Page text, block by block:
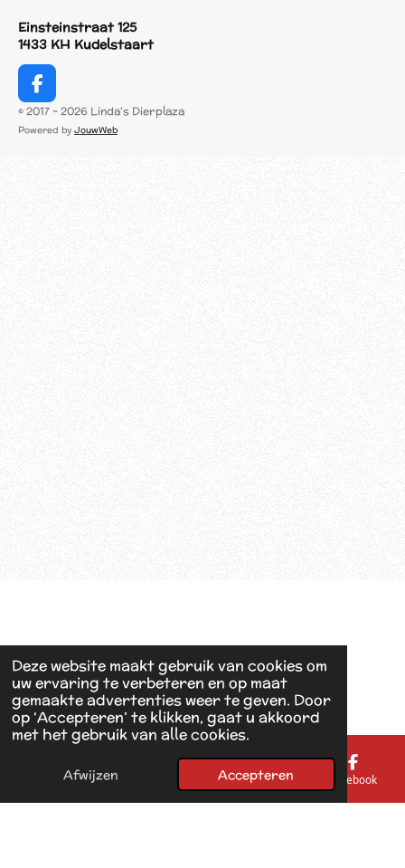
Deze website maakt gebruik van cookies om
uw ervaring te verbeteren en op maat
gemaakte advertenties weer te geven. Door
op ‘Accepteren’ te klikken, gaat u akkoord
met het gebruik van alle cookies.
Afwijzen Accepteren
Einsteinstraat 125
1433 KH Kudelstaart
F
a
c
© 2017 - 2026 Linda's Dierplaza
Powered by JouwWeb
E-mailadres Kaart Facebook